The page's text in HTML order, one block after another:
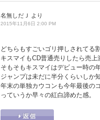
名無しだＪ より
2015年11月6日 2:00 PM
どちらもすごいゴリ押しされてる
キスマイもCD普通売りしたら売上
そもそもキスマイはデビュー時の
ジャンプは未だに半分くらいしか
年末の単独カウコンも今年最後の
っていうか早々の紅白諦めた感。